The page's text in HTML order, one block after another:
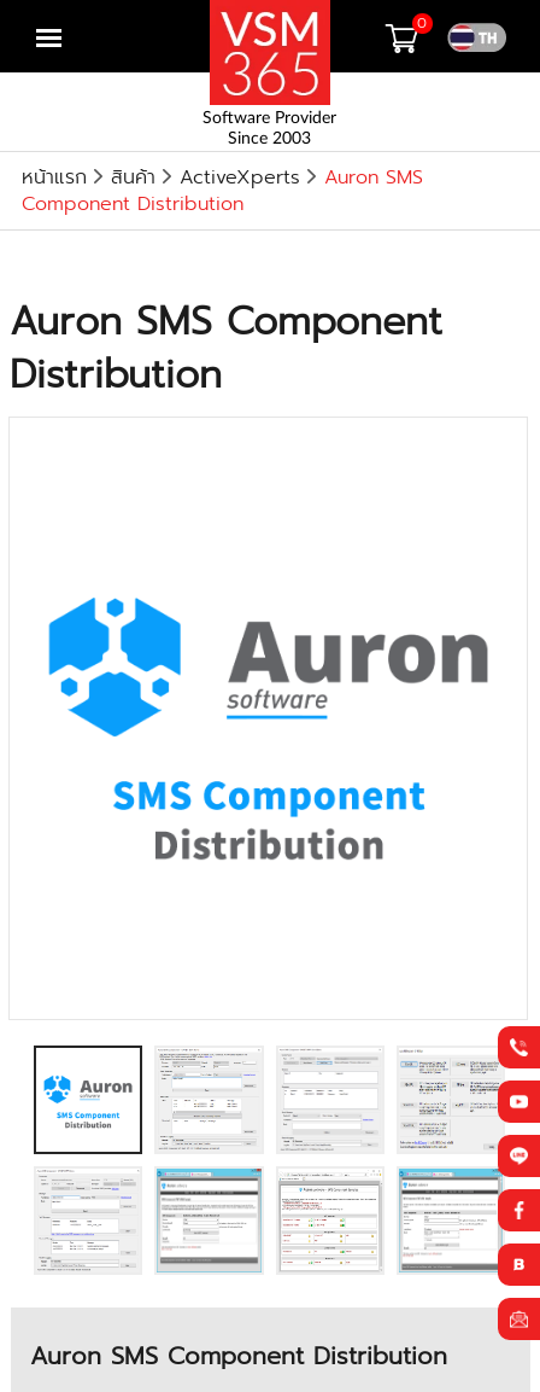
Open
Software Provider
Since 2003
0
หน้าแรก สินค้า ActiveXperts
Auron SMS
Component Distribution
Auron SMS Component
Distribution
Auron SMS Component Distribution